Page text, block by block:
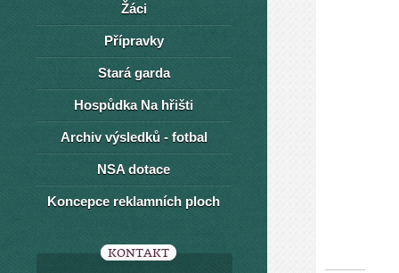
Žáci
Přípravky
Stará garda
Hospůdka Na hřišti
Archiv výsledků - fotbal
NSA dotace
Koncepce reklamních ploch
KONTAKT